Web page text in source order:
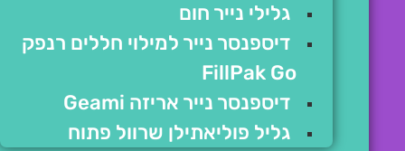
גלילי נייר חום
דיספנסר נייר למילוי חללים רנפק
FillPak Go
דיספנסר נייר אריזה Geami
גליל פוליאתילן שרוול פתוח